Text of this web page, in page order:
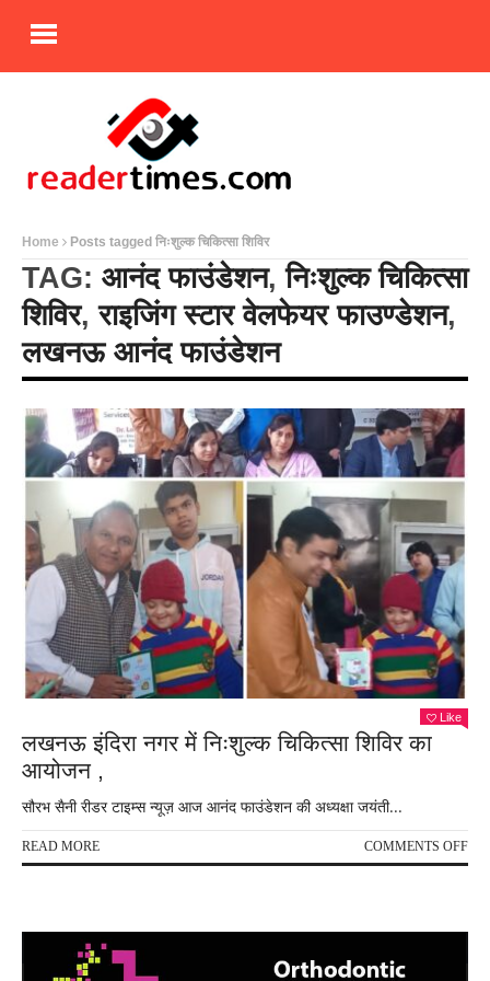
Home Posts tagged निःशुल्क चिकित्सा शिविर
TAG: आनंद फाउंडेशन,निःशुल्क चिकित्सा
शिविर,राइजिंग स्टार वेलफेयर फाउण्डेशन,
लखनऊ आनंद फाउंडेशन
Like
लखनऊ इंदिरा नगर में निःशुल्क चिकित्सा शिविर का
आयोजन ,
सौरभ सैनी रीडर टाइम्स न्यूज़ आज आनंद फाउंडेशन की अध्यक्षा जयंती...
READ MORE COMMENTS OFFON
में